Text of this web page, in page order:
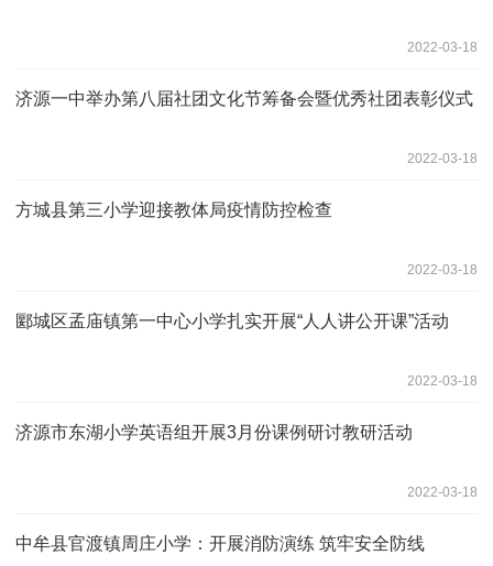
2022-03-18
济源一中举办第八届社团文化节筹备会暨优秀社团表彰仪式
2022-03-18
方城县第三小学迎接教体局疫情防控检查
2022-03-18
郾城区孟庙镇第一中心小学扎实开展“人人讲公开课”活动
2022-03-18
济源市东湖小学英语组开展3月份课例研讨教研活动
2022-03-18
中牟县官渡镇周庄小学：开展消防演练 筑牢安全防线